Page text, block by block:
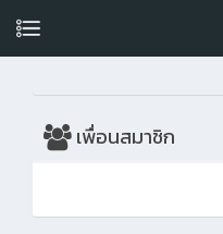
เพื่อนสมาชิก